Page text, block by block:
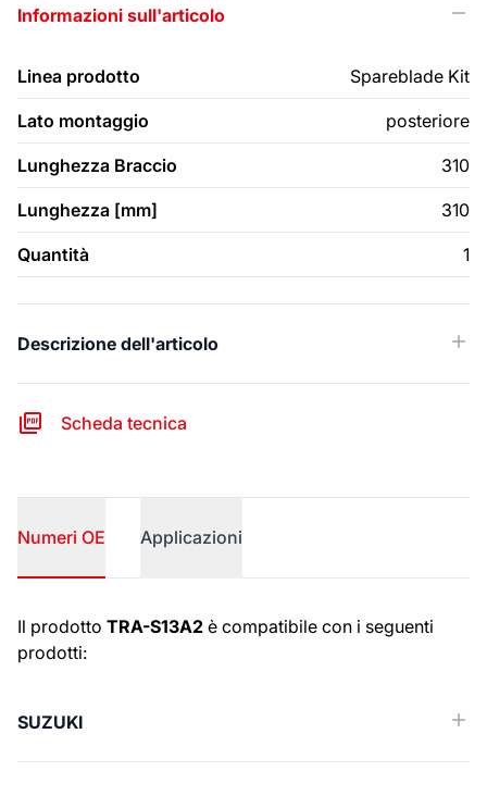
Informazioni sull'articolo
Linea prodotto Spareblade Kit
Lato montaggio posteriore
Lunghezza Braccio 310
Lunghezza [mm] 310
Quantità 1
Descrizione dell'articolo
Scheda tecnica
Numeri OE Applicazioni
Numeri OE
Il prodotto TRA-S13A2 è compatibile con i seguenti
prodotti:
SUZUKI